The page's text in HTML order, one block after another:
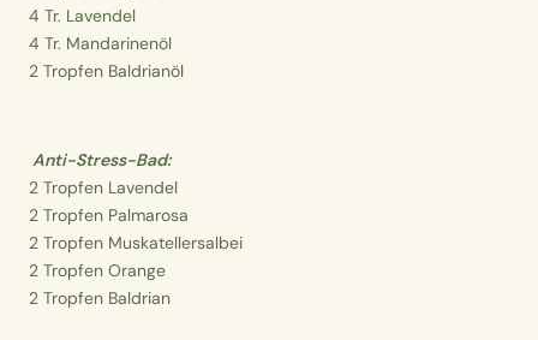
4 Tr. Lavendel
4 Tr. Mandarinenöl
2 Tropfen Baldrianöl
Anti-Stress-Bad:
2 Tropfen Lavendel
2 Tropfen Palmarosa
2 Tropfen Muskatellersalbei
2 Tropfen Orange
2 Tropfen Baldrian